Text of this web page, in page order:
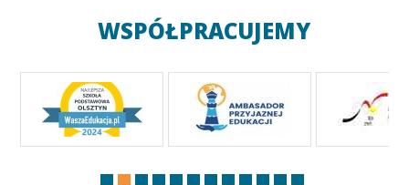
WSPÓŁPRACUJEMY